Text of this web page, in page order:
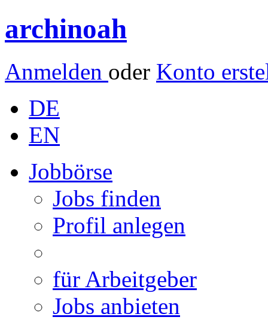
archinoah
Anmelden oder Konto
DE
EN
Jobbörse
Jobs finden
Profil anlegen
für Arbeitgeber
Jobs anbieten